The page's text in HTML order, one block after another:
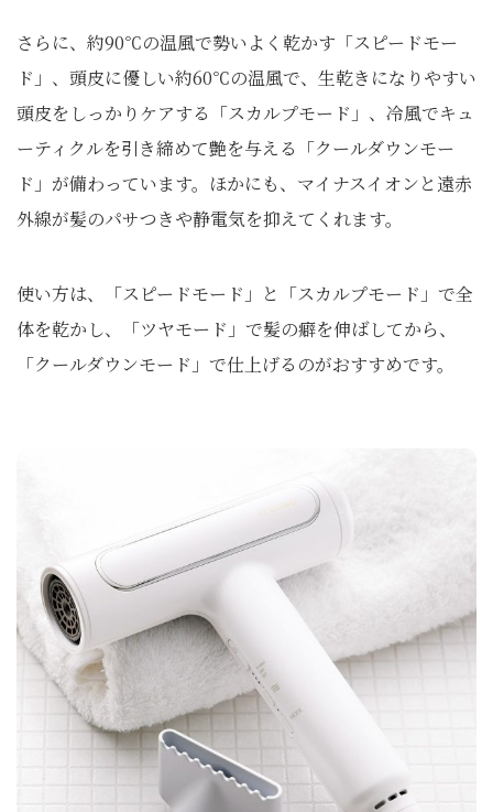
さらに、約90℃の温風で勢いよく乾かす「スピードモー
ド」、頭皮に優しい約60℃の温風で、生乾きになりやすい
頭皮をしっかりケアする「スカルプモード」、冷風でキュ
ーティクルを引き締めて艶を与える「クールダウンモー
ド」が備わっています。ほかにも、マイナスイオンと遠赤
外線が髪のパサつきや静電気を抑えてくれます。
使い方は、「スピードモード」と「スカルプモード」で全
体を乾かし、「ツヤモード」で髪の癖を伸ばしてから、
「クールダウンモード」で仕上げるのがおすすめです。